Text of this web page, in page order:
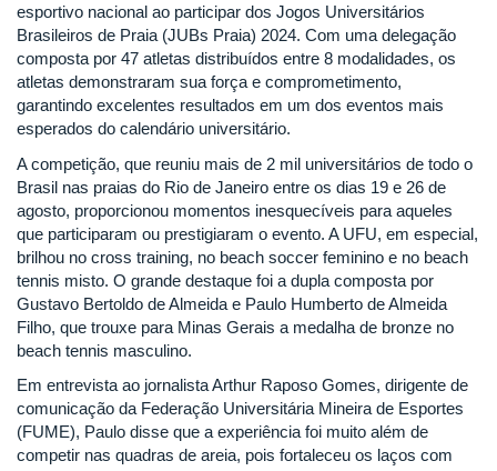
esportivo nacional ao participar dos Jogos Universitários
Brasileiros de Praia (JUBs Praia) 2024. Com uma delegação
composta por 47 atletas distribuídos entre 8 modalidades, os
atletas demonstraram sua força e comprometimento,
garantindo excelentes resultados em um dos eventos mais
esperados do calendário universitário.
A competição, que reuniu mais de 2 mil universitários de todo o
Brasil nas praias do Rio de Janeiro entre os dias 19 e 26 de
agosto, proporcionou momentos inesquecíveis para aqueles
que participaram ou prestigiaram o evento. A UFU, em especial,
brilhou no cross training, no beach soccer feminino e no beach
tennis misto. O grande destaque foi a dupla composta por
Gustavo Bertoldo de Almeida e Paulo Humberto de Almeida
Filho, que trouxe para Minas Gerais a medalha de bronze no
beach tennis masculino.
Em entrevista ao jornalista Arthur Raposo Gomes, dirigente de
comunicação da Federação Universitária Mineira de Esportes
(FUME), Paulo disse que a experiência foi muito além de
competir nas quadras de areia, pois fortaleceu os laços com